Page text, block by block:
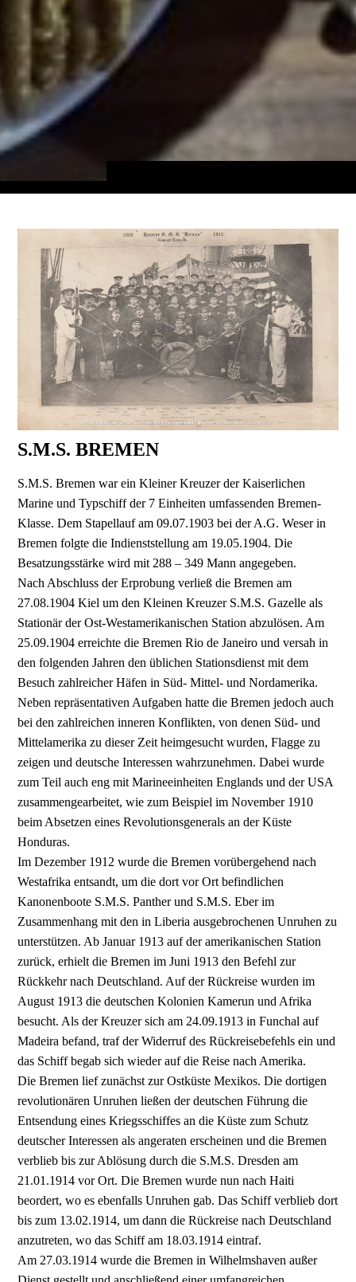
S.M.S. BREMEN
S.M.S. Bremen war ein Kleiner Kreuzer der Kaiserlichen
Marine und Typschiff der 7 Einheiten umfassenden Bremen-
Klasse. Dem Stapellauf am 09.07.1903 bei der A.G. Weser in
Bremen folgte die Indienststellung am 19.05.1904. Die
Besatzungsstärke wird mit 288 – 349 Mann angegeben.
Nach Abschluss der Erprobung verließ die Bremen am
27.08.1904 Kiel um den Kleinen Kreuzer S.M.S. Gazelle als
Stationär der Ost-Westamerikanischen Station abzulösen. Am
25.09.1904 erreichte die Bremen Rio de Janeiro und versah in
den folgenden Jahren den üblichen Stationsdienst mit dem
Besuch zahlreicher Häfen in Süd- Mittel- und Nordamerika.
Neben repräsentativen Aufgaben hatte die Bremen jedoch auch
bei den zahlreichen inneren Konflikten, von denen Süd- und
Mittelamerika zu dieser Zeit heimgesucht wurden, Flagge zu
zeigen und deutsche Interessen wahrzunehmen. Dabei wurde
zum Teil auch eng mit Marineeinheiten Englands und der USA
zusammengearbeitet, wie zum Beispiel im November 1910
beim Absetzen eines Revolutionsgenerals an der Küste
Honduras.
Im Dezember 1912 wurde die Bremen vorübergehend nach
Westafrika entsandt, um die dort vor Ort befindlichen
Kanonenboote S.M.S. Panther und S.M.S. Eber im
Zusammenhang mit den in Liberia ausgebrochenen Unruhen zu
unterstützen. Ab Januar 1913 auf der amerikanischen Station
zurück, erhielt die Bremen im Juni 1913 den Befehl zur
Rückkehr nach Deutschland. Auf der Rückreise wurden im
August 1913 die deutschen Kolonien Kamerun und Afrika
besucht. Als der Kreuzer sich am 24.09.1913 in Funchal auf
Madeira befand, traf der Widerruf des Rückreisebefehls ein und
das Schiff begab sich wieder auf die Reise nach Amerika.
Die Bremen lief zunächst zur Ostküste Mexikos. Die dortigen
revolutionären Unruhen ließen der deutschen Führung die
Entsendung eines Kriegsschiffes an die Küste zum Schutz
deutscher Interessen als angeraten erscheinen und die Bremen
verblieb bis zur Ablösung durch die S.M.S. Dresden am
21.01.1914 vor Ort. Die Bremen wurde nun nach Haiti
beordert, wo es ebenfalls Unruhen gab. Das Schiff verblieb dort
bis zum 13.02.1914, um dann die Rückreise nach Deutschland
anzutreten, wo das Schiff am 18.03.1914 eintraf.
Am 27.03.1914 wurde die Bremen in Wilhelmshaven außer